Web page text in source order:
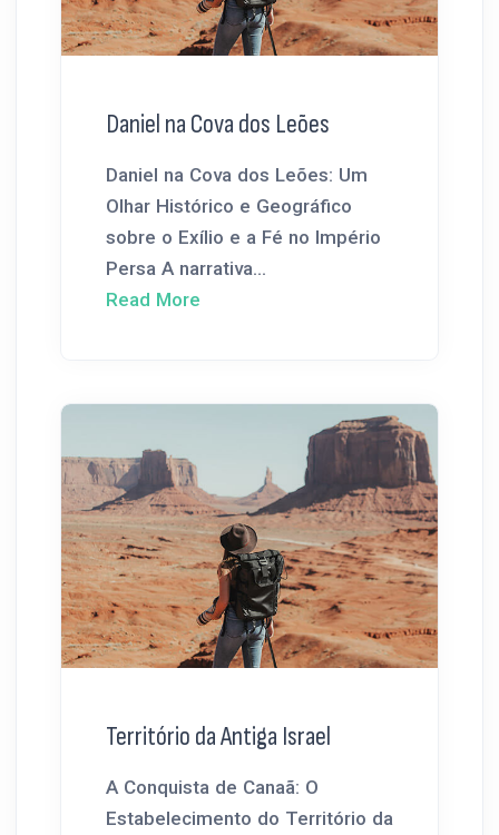
Daniel na Cova dos Leões
Daniel na Cova dos Leões: Um
Olhar Histórico e Geográfico
sobre o Exílio e a Fé no Império
Persa A narrativa...
Read More
Território da Antiga Israel
A Conquista de Canaã: O
Estabelecimento do Território da